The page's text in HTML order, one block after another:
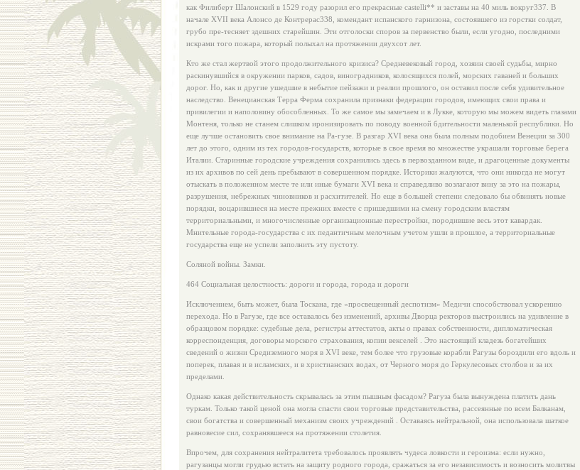
как Филиберт Шалонский в 1529 году разорил его прекрасные castelli** и заставы на 40 миль вокруг337. В
начале XVII века Алонсо де Контрерас338, комен­дант испанского гарнизона, состоявшего из горстки солдат,
грубо пре-тесняет здешних старейшин. Эти отголоски споров за первенство были, если угодно, последними
искрами того пожара, который полыхал на протяжении двухсот лет.
Кто же стал жертвой этого продолжительного кризиса? Средневе­ковый город, хозяин своей судьбы, мирно
раскинувшийся в окружении парков, садов, виноградников, колосящихся полей, морских гаваней и больших
дорог. Но, как и другие ушедшие в небытие пейзажи и реалии прошлого, он оставил после себя удивительное
наследство. Венециан­ская Терра Ферма сохранила признаки федерации городов, имеющих свои права и
привилегии и наполовину обособленных. То же самое мы замечаем и в Лукке, которую мы можем видеть глазами
Монтеня, толь­ко не станем слишком иронизировать по поводу военной бдительности маленькой республики. Но
еще лучше остановить свое внимание на Ра-гузе. В разгар XVI века она была полным подобием Венеции за 300
лет до этого, одним из тех городов-государств, которые в свое время во множестве украшали торговые берега
Италии. Старинные городские учреждения сохранились здесь в первозданном виде, и драгоценные документы
из их архивов по сей день пребывают в совершенном поряд­ке. Историки жалуются, что они никогда не могут
отыскать в положен­ном месте те или иные бумаги XVI века и справедливо возлагают вину за это на пожары,
разрушения, небрежных чиновников и расхитите­лей. Но еще в большей степени следовало бы обвинять новые
порядки, воцарившиеся на месте прежних вместе с пришедшими на смену город­ским властям
территориальными, и многочисленные организационные перестройки, породившие весь этот кавардак.
Мнительные города-го­сударства с их педантичным мелочным учетом ушли в прошлое, а территориальные
государства еще не успели заполнить эту пустоту.
Соляной войны. Замки.
464 Социальная целостность: дороги и города, города и дороги
Исключением, быть может, была Тоскана, где «просвещенный деспо­тизм» Медичи способствовал ускорению
перехода. Но в Рагузе, где все оставалось без изменений, архивы Дворца ректоров выстроились на удивление в
образцовом порядке: судебные дела, регистры аттестатов, акты о правах собственности, дипломатическая
корреспонденция, до­говоры морского страхования, копии векселей . Это настоящий кла­дезь богатейших
сведений о жизни Средиземного моря в XVI веке, тем более что грузовые корабли Рагузы бороздили его вдоль и
поперек, плавая и в исламских, и в христианских водах, от Черного моря до Геркулесовых столбов и за их
пределами.
Однако какая действительность скрывалась за этим пышным фаса­дом? Рагуза была вынуждена платить дань
туркам. Только такой ценой она могла спасти свои торговые представительства, рассеянные по всем Балканам,
свои богатства и совершенный механизм своих учрежде­ний . Оставаясь нейтральной, она использовала шаткое
равновесие сил, сохранявшееся на протяжении столетия.
Впрочем, для сохранения нейтралитета требовалось проявлять чу­деса ловкости и героизма: если нужно,
рагузанцы могли грудью встать на защиту родного города, сражаться за его независимость и возносить молитвы